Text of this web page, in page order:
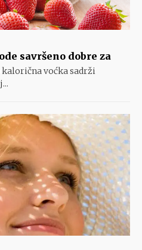
savršeno dobre za
kalorična voćka sadrži